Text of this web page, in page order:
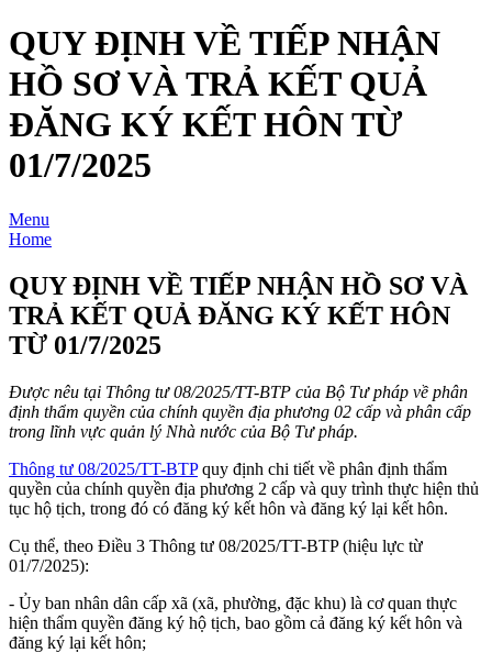
QUY ĐỊNH VỀ TIẾP NHẬN
HỒ SƠ VÀ TRẢ KẾT QUẢ
ĐĂNG KÝ KẾT HÔN TỪ
01/7/2025
Menu
Home
QUY ĐỊNH VỀ TIẾP NHẬN HỒ SƠ VÀ
TRẢ KẾT QUẢ ĐĂNG KÝ KẾT HÔN
TỪ 01/7/2025
Được nêu tại Thông tư 08/2025/TT-BTP của Bộ Tư pháp về phân
định thẩm quyền của chính quyền địa phương 02 cấp và phân cấp
trong lĩnh vực quản lý Nhà nước của Bộ Tư pháp.
Thông tư 08/2025/TT-BTPquy định chi tiết về phân định thẩm
quyền của chính quyền địa phương 2 cấp và quy trình thực hiện thủ
tục hộ tịch, trong đó có đăng ký kết hôn và đăng ký lại kết hôn.
Cụ thể, theo Điều 3 Thông tư 08/2025/TT-BTP (hiệu lực từ
01/7/2025):
- Ủy ban nhân dân cấp xã (xã, phường, đặc khu) là cơ quan thực
hiện thẩm quyền đăng ký hộ tịch, bao gồm cả đăng ký kết hôn và
đăng ký lại kết hôn;